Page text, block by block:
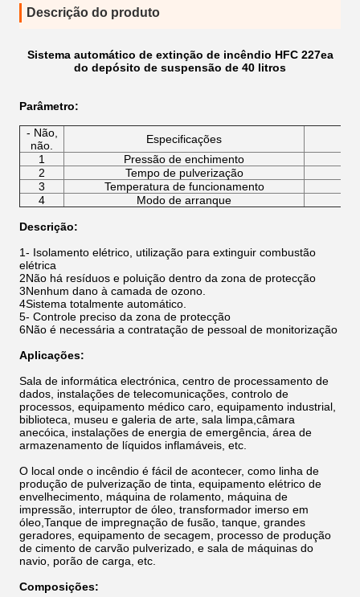
Descrição do produto
Sistema automático de extinção de incêndio HFC 227ea
do depósito de suspensão de 40 litros
Parâmetro:
- Não,
não.
Especificações
1
Pressão de enchimento
2
Tempo de pulverização
3
Temperatura de funcionamento
4
Modo de arranque
Descrição:
1- Isolamento elétrico, utilização para extinguir combustão
elétrica
2Não há resíduos e poluição dentro da zona de protecção
3Nenhum dano à camada de ozono.
4Sistema totalmente automático.
5- Controle preciso da zona de protecção
6Não é necessária a contratação de pessoal de monitorização
Aplicações:
Sala de informática electrónica, centro de processamento de
dados, instalações de telecomunicações, controlo de
processos, equipamento médico caro, equipamento industrial,
biblioteca, museu e galeria de arte, sala limpa,câmara
anecóica, instalações de energia de emergência, área de
armazenamento de líquidos inflamáveis, etc.
O local onde o incêndio é fácil de acontecer, como linha de
produção de pulverização de tinta, equipamento elétrico de
envelhecimento, máquina de rolamento, máquina de
impressão, interruptor de óleo, transformador imerso em
óleo,Tanque de impregnação de fusão, tanque, grandes
geradores, equipamento de secagem, processo de produção
de cimento de carvão pulverizado, e sala de máquinas do
navio, porão de carga, etc.
Composições: